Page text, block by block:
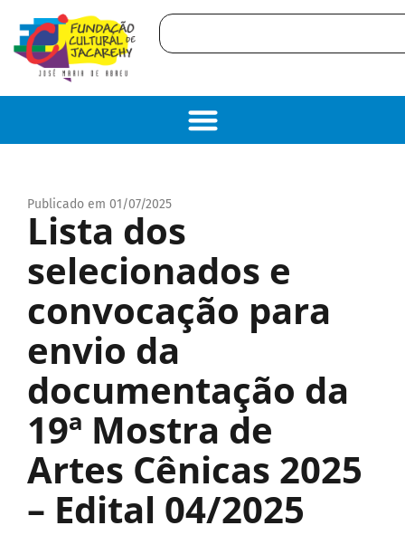
Publicado em 01/07/2025
Lista dos
selecionados e
convocação para
envio da
documentação da
19ª Mostra de
Artes Cênicas 2025
– Edital 04/2025